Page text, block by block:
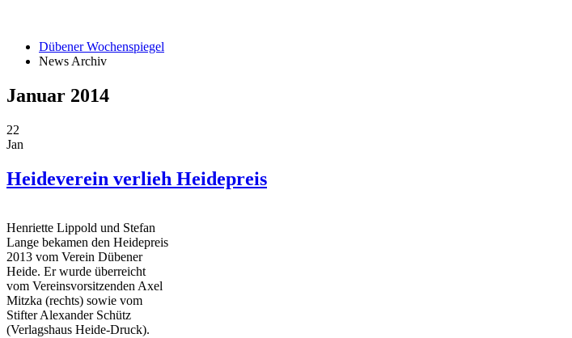
Dübener Wochenspiegel
News Archiv
Januar 2014
22
Jan
Heideverein verlieh Heidepreis
Henriette Lippold und Stefan
Lange bekamen den Heidepreis
2013 vom Verein Dübener
Heide. Er wurde überreicht
vom Vereinsvorsitzenden Axel
Mitzka (rechts) sowie vom
Stifter Alexander Schütz
(Verlagshaus Heide-Druck).